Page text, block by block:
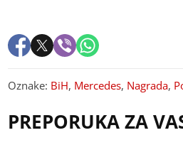
Oznake: BiH, Mercedes, Nagrada,
PREPORUKA ZA